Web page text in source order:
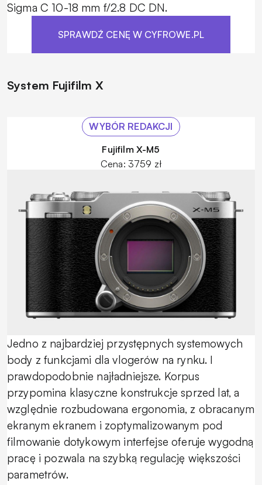
Sigma C 10-18 mm f/2.8 DC DN.
SPRAWDŹ CENĘ W CYFROWE.PL
System Fujifilm X
WYBÓR REDAKCJI
Fujifilm X-M5
Cena: 3759 zł
Jedno z najbardziej przystępnych systemowych
body z funkcjami dla vlogerów na rynku. I
prawdopodobnie najładniejsze. Korpus
przypomina klasyczne konstrukcje sprzed lat, a
względnie rozbudowana ergonomia, z obracanym
ekranym ekranem i zoptymalizowanym pod
filmowanie dotykowym interfejse oferuje wygodną
pracę i pozwala na szybką regulację większości
parametrów.